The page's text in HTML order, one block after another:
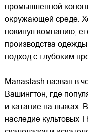
промышленной
окружающей среде.
покинул компанию,
производства
подход с глубоким
Manastash назван в
Вашингтон, где
и катание на лыжах.
наследие культовых